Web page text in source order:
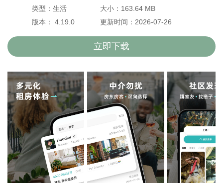
类型：生活
大小：163.64 MB
版本： 4.19.0
更新时间：2026-07-26
立即下载